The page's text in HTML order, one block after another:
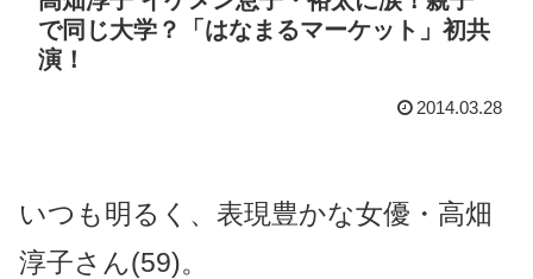
で同じ大学？「はなまるマーケット」初共
演！
2014.03.28
いつも明るく、表現豊かな女優・高畑
淳子さん(59)。